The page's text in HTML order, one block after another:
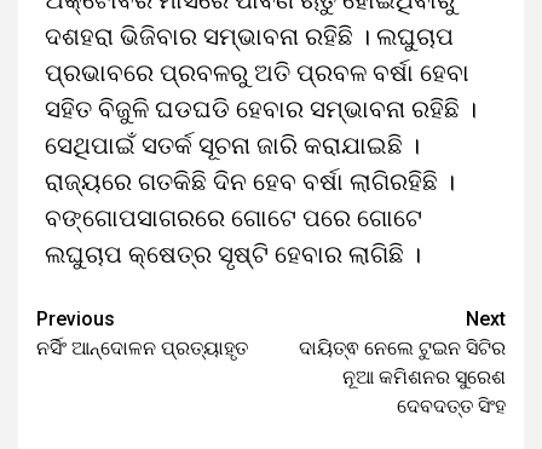
ଦଶହରା ଭିଜିବାର ସମ୍ଭାବନା ରହିଛି । ଲଘୁଚାପ
ପ୍ରଭାବରେ ପ୍ରବଳରୁ ଅତି ପ୍ରବଳ ବର୍ଷା ହେବା
ସହିତ ବିଜୁଳି ଘଡଘଡି ହେବାର ସମ୍ଭାବନା ରହିଛି ।
ସେଥିପାଇଁ ସତର୍କ ସୂଚନା ଜାରି କରାଯାଇଛି ।
ରାଜ୍ୟରେ ଗତକିଛି ଦିନ ହେବ ବର୍ଷା ଲାଗିରହିଛି ।
ବଙ୍ଗୋପସାଗରରେ ଗୋଟେ ପରେ ଗୋଟେ
ଲଘୁଚାପ କ୍ଷେତ୍ର ସୃଷ୍ଟି ହେବାର ଲାଗିଛି ।
Continue
Reading
Previous
ନର୍ସିଂ ଆନ୍ଦୋଳନ ପ୍ରତ୍ୟାହୃତ
Next
ଦାୟିତ୍ଵ ନେଲେ ଟୁଇନ ସିଟିର
ନୂଆ କମିଶନର ସୁରେଶ
ଦେବଦତ୍ତ ସିଂହ